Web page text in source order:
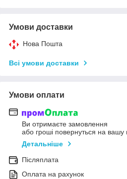
Умови доставки
Нова Пошта
Всі умови доставки
Умови оплати
Ви отримаєте замовлення
або гроші повернуться на вашу
Детальніше
Післяплата
Оплата на рахунок